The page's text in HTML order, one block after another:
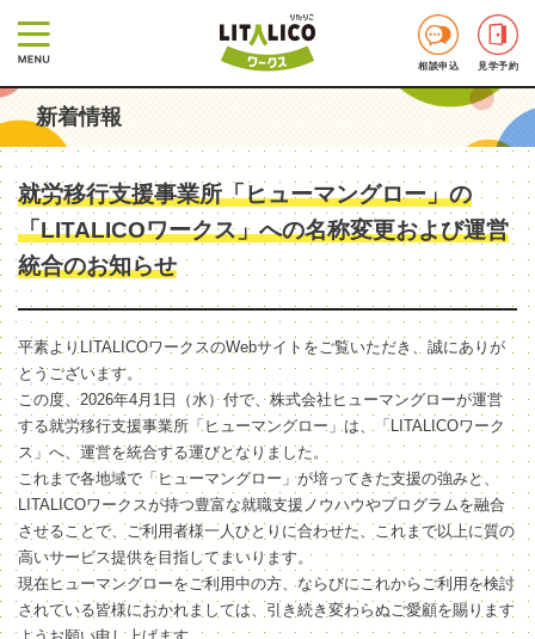
相談申込 見学予約
新着情報
就労移行支援事業所「ヒューマングロー」の
「LITALICOワークス」への名称変更および運営
統合のお知らせ
平素よりLITALICOワークスのWebサイトをご覧いただき、誠にありが
とうございます。
この度、2026年4月1日（水）付で、株式会社ヒューマングローが運営
する就労移行支援事業所「ヒューマングロー」は、「LITALICOワーク
ス」へ、運営を統合する運びとなりました。
これまで各地域で「ヒューマングロー」が培ってきた支援の強みと、
LITALICOワークスが持つ豊富な就職支援ノウハウやプログラムを融合
させることで、ご利用者様一人ひとりに合わせた、これまで以上に質の
高いサービス提供を目指してまいります。
現在ヒューマングローをご利用中の方、ならびにこれからご利用を検討
されている皆様におかれましては、引き続き変わらぬご愛顧を賜ります